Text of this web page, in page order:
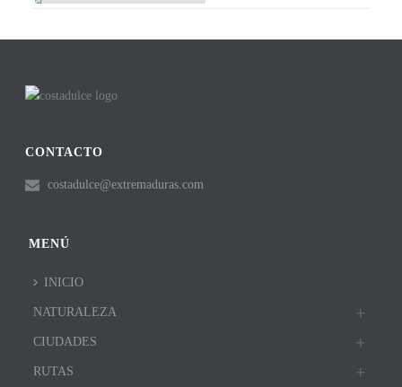
CONTACTO
costadulce@extremaduras.com
MENÚ
INICIO
NATURALEZA
CIUDADES
RUTAS